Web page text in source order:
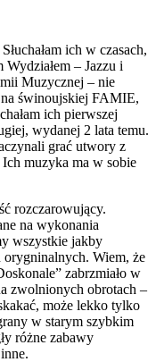
ich w czasach,
– Jazzu i
Muzycznej – nie
na świnoujskiej FAMIE,
ich pierwszej
wydanej 2 lata temu.
grać utwory z
muzyka ma w sobie
rozczarowujący.
na wykonania
wszystkie jakby
Wiem, że
zabrzmiało w
zwolnionych obrotach –
może lekko tylko
w starym szybkim
różne zabawy